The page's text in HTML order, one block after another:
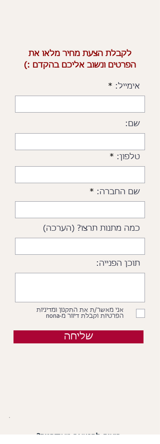
לקבלת הצעת מחיר מלאו את
הפרטים ונשוב אליכם בהקדם :)
אימייל:
שם:
טלפון:
שם החברה:
כמה מתנות תרצו? (הערכה)
תוכן הפנייה:
אני מאשר/ת את התקנון ומדיניות
הפרטיות וקבלת דיוור מ-nona
שליחה
רוצים להישאר מעודכנים?